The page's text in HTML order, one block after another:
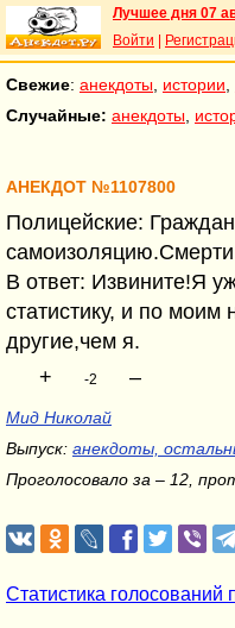
Лучшее дня 07
Войти
Свежие: анекдоты истории
Случайные: анекдоты
АНЕКДОТ №1107800
Полицейские:
В ответ: Извините!Я
статистику, и по
другие,чем я.
+
-2 –
Мид Николай
Выпуск: анекдоты,
Проголосовало за – 12,
Статистика голосований